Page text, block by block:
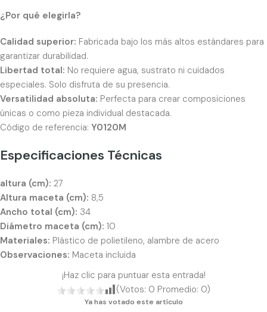
¿Por qué elegirla?
Calidad superior: Fabricada bajo los más altos estándares para
garantizar durabilidad.
Libertad total: No requiere agua, sustrato ni cuidados
especiales. Solo disfruta de su presencia.
Versatilidad absoluta: Perfecta para crear composiciones
únicas o como pieza individual destacada.
Código de referencia: Y0120M
Especificaciones Técnicas
altura (cm): 27
Altura maceta (cm): 8,5
Ancho total (cm): 34
Diámetro maceta (cm): 10
Materiales: Plástico de polietileno, alambre de acero
Observaciones: Maceta incluida
¡Haz clic para puntuar esta entrada!
(Votos: 0 Promedio: 0)
Ya has votado este artículo